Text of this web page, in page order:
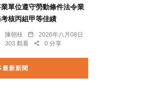
單位遵守勞動條件法令業
核丙組甲等佳績
陳朝枝
2026年八月08日
303 觀看
0 分享
最新新聞